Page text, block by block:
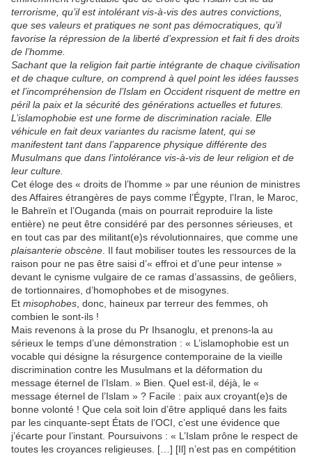
terrorisme, qu’il est intolérant vis-à-vis des autres convictions,
que ses valeurs et pratiques ne sont pas démocratiques, qu’il
favorise la répression de la liberté d’expression et fait fi des droits
de l’homme.
Sachant que la religion fait partie intégrante de chaque civilisation
et de chaque culture, on comprend à quel point les idées fausses
et l’incompréhension de l’Islam en Occident risquent de mettre en
péril la paix et la sécurité des générations actuelles et futures.
L’islamophobie est une forme de discrimination raciale. Elle
véhicule en fait deux variantes du racisme latent, qui se
manifestent tant dans l’apparence physique différente des
Musulmans que dans l’intolérance vis-à-vis de leur religion et de
leur culture.
Cet éloge des « droits de l’homme » par une réunion de ministres
des Affaires étrangères de pays comme l’Égypte, l’Iran, le Maroc,
le Bahreïn et l’Ouganda (mais on pourrait reproduire la liste
entière) ne peut être considéré par des personnes sérieuses, et
en tout cas par des militant(e)s révolutionnaires, que comme une
plaisanterie obscène . Il faut mobiliser toutes les ressources de la
raison pour ne pas être saisi d’« effroi et d’une peur intense »
devant le cynisme vulgaire de ce ramas d’assassins, de geôliers,
de tortionnaires, d’homophobes et de misogynes.
Et misophobes , donc, haineux par terreur des femmes, oh
combien le sont-ils !
Mais revenons à la prose du Pr Ihsanoglu, et prenons-la au
sérieux le temps d’une démonstration : « L’islamophobie est un
vocable qui désigne la résurgence contemporaine de la vieille
discrimination contre les Musulmans et la déformation du
message éternel de l’Islam. » Bien. Quel est-il, déjà, le «
message éternel de l’Islam » ? Facile : paix aux croyant(e)s de
bonne volonté ! Que cela soit loin d’être appliqué dans les faits
par les cinquante-sept États de l’OCI, c’est une évidence que
j’écarte pour l’instant. Poursuivons : « L’Islam prône le respect de
toutes les croyances religieuses. […] [Il] n’est pas en compétition